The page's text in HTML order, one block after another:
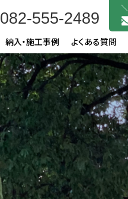
082-555-2489
納入・施工事例 よくある質問